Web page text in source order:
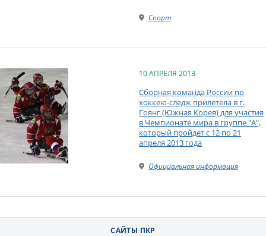
Спорт
10 АПРЕЛЯ 2013
Сборная команда России по
хоккею-следж прилетела в г.
Гоянг (Южная Корея) для участия
в Чемпионате мира в группе "А",
который пройдет с 12 по 21
апреля 2013 года
Официальная информация
САЙТЫ ПКР